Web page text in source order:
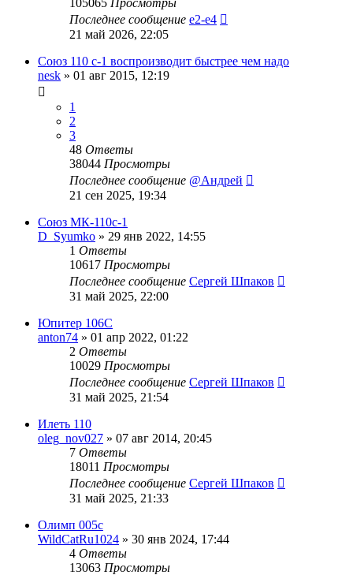
Последнее сообщение e2-e4
21 май 2026, 22:05
Союз 110 с-1 воспроизводит быстрее чем надо
nesk » 01 авг 2015, 12:19
1
2
3
48 Ответы
38044 Просмотры
Последнее сообщение @Андрей
21 сен 2025, 19:34
Союз МК-110с-1
D_Syumko » 29 янв 2022, 14:55
1 Ответы
10617 Просмотры
Последнее сообщение Сергей Шпаков
31 май 2025, 22:00
Юпитер 106С
anton74 » 01 апр 2022, 01:22
2 Ответы
10029 Просмотры
Последнее сообщение Сергей Шпаков
31 май 2025, 21:54
Илеть 110
oleg_nov027 » 07 авг 2014, 20:45
7 Ответы
18011 Просмотры
Последнее сообщение Сергей Шпаков
31 май 2025, 21:33
Олимп 005с
WildCatRu1024 » 30 янв 2024, 17:44
4 Ответы
13063 Просмотры